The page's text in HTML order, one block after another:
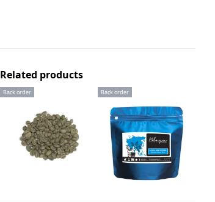
Related products
Back order Back order